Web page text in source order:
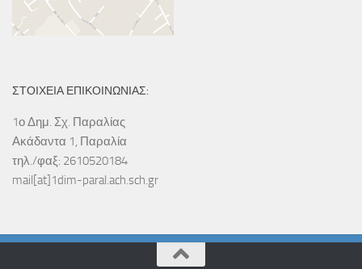
ΣΤΟΙΧΕΙΑ ΕΠΙΚΟΙΝΩΝΙΑΣ:
1ο Δημ. Σχ. Παραλίας
Ακάδαντα 1, Παραλία
τηλ./φαξ: 2610520184
mail[at]1dim-paral.ach.sch.gr